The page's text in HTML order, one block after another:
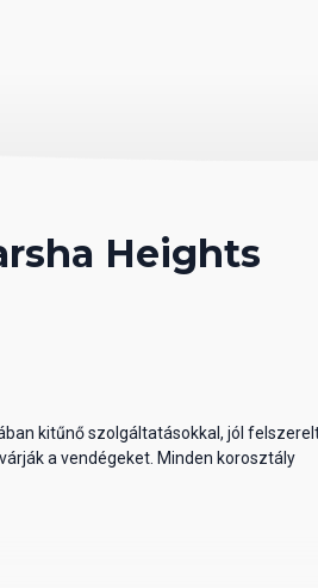
Heights
kitűnő szolgáltatásokkal, jól
a vendégeket. Minden korosztály